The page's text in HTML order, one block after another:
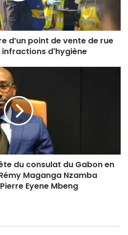
d’un point de vente de rue
d'hygiène
du consulat du Gabon en
Maganga Nzamba
Eyene Mbeng